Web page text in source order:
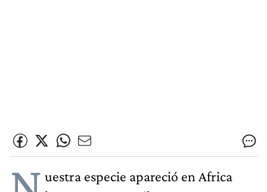
uestra especie apareció en Africa